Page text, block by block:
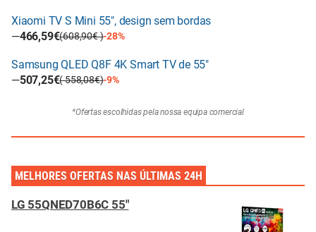
Xiaomi TV S Mini 55", design sem bordas
—466,59€(608,90€ )-28%
Samsung QLED Q8F 4K Smart TV de 55"
—507,25€( 558,08€)-9%
*Ofertas escolhidas pela nossa equipa comercial
MELHORES OFERTAS NAS ÚLTIMAS 24H
LG 55QNED70B6C 55"